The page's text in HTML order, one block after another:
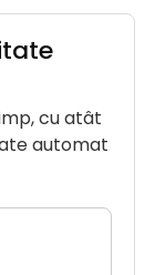
cu atât
automat